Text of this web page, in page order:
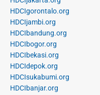
HDCIgorontalo.org
HDCIjambi.org
HDCIbandung.org
HDCIbogor.org
HDCIbekasi.org
HDCIdepok.org
HDCIsukabumi.org
HDCIbanjar.org